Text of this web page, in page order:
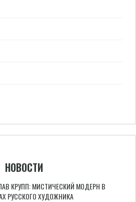
НОВОСТИ
КРУПП: МИСТИЧЕСКИЙ МОДЕРН В
РУССКОГО ХУДОЖНИКА